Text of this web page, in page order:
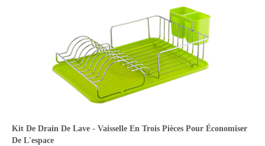
Kit De Drain De Lave - Vaisselle En Trois Pièces Pour Économiser
De L'espace